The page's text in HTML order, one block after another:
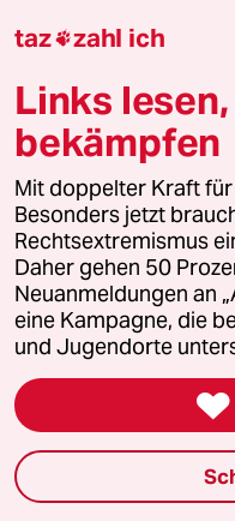
er hat nur
Genauso
Marke
kleinere
live sehen
entwertet
Verbot
Lieder
und dann
kann bei
Das
taz zahl ich
Links
bekämpfen
Mit doppelter Kraft
Besonders jetzt
Rechtsextremismus
Daher gehen 50
Neuanmeldungen an
eine Kampagne, die
und Jugendorte
